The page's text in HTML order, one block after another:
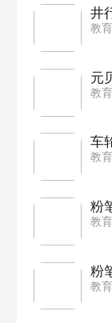
井
教
元
教
车
教
粉
教
粉
教